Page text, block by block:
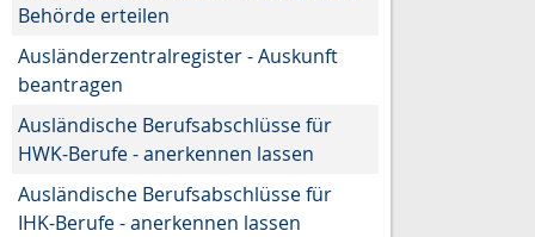
Behörde erteilen
Ausländerzentralregister - Auskunft
beantragen
Ausländische Berufsabschlüsse für
HWK-Berufe - anerkennen lassen
Ausländische Berufsabschlüsse für
IHK-Berufe - anerkennen lassen